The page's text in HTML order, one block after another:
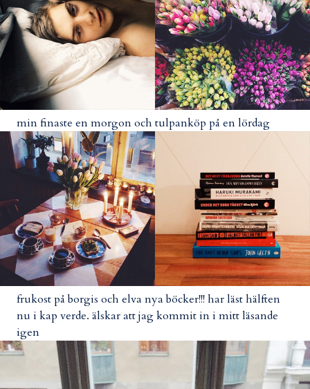
min finaste en morgon och tulpanköp på en lördag
frukost på borgis och elva nya böcker!!! har läst hälften
nu i kap verde. älskar att jag kommit in i mitt läsande
igen